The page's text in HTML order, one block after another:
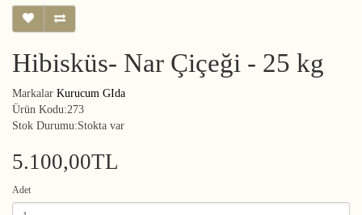
Hibisküs- Nar Çiçeği - 25 kg
Markalar Kurucum GIda
Ürün Kodu:273
Stok Durumu:Stokta var
5.100,00TL
Adet